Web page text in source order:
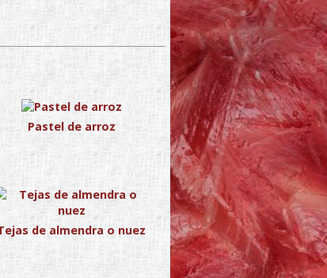
Pastel de arroz
de almendra o nuez